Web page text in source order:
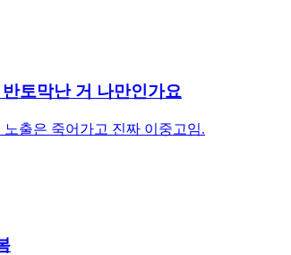
토막난 거 나만인가요
출은 죽어가고 진짜 이중고임.